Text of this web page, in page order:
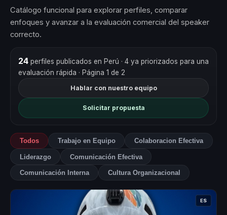
Catálogo funcional para explorar perfiles, comparar
enfoques y avanzar a la evaluación comercial del speaker
correcto.
24perfiles publicados en Perú · 4 ya priorizados para una
evaluación rápida · Página 1 de 2
Hablar con nuestro equipo
Solicitar propuesta
Todos Trabajo en Equipo Colaboracion Efectiva
Liderazgo Comunicación Efectiva
Comunicación Interna Cultura Organizacional
ES